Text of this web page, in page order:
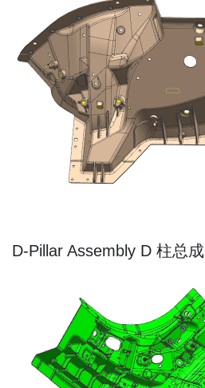
D-Pillar Assembly D 柱总成